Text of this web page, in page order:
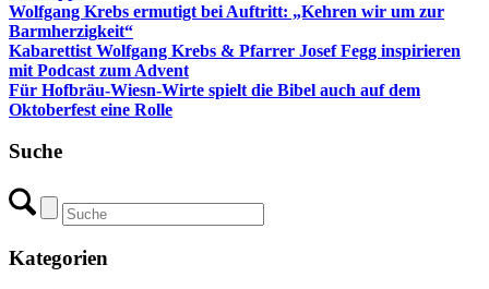
Wolfgang Krebs ermutigt bei Auftritt: „Kehren wir um zur
Barmherzigkeit“
Kabarettist Wolfgang Krebs & Pfarrer Josef Fegg inspirieren
mit Podcast zum Advent
Für Hofbräu-Wiesn-Wirte spielt die Bibel auch auf dem
Oktoberfest eine Rolle
Suche
Kategorien